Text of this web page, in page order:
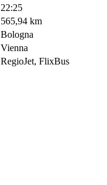
22:25
565,94 km
Bologna
Vienna
RegioJet, FlixBus
, ©OpenStreetMapcontributors